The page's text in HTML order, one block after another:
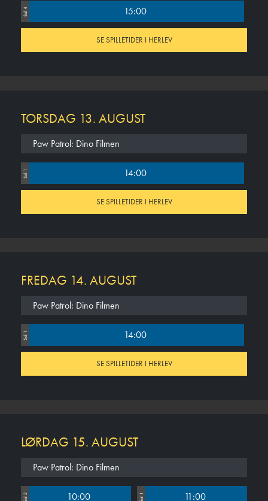
Sal 4 15:00
SE SPILLETIDER I HERLEV
TORSDAG 13. AUGUST
Paw Patrol: Dino Filmen
Sal 1 14:00
SE SPILLETIDER I HERLEV
FREDAG 14. AUGUST
Paw Patrol: Dino Filmen
Sal 1 14:00
SE SPILLETIDER I HERLEV
LØRDAG 15. AUGUST
Paw Patrol: Dino Filmen
Sal 2 10:00 Sal 1 11:00